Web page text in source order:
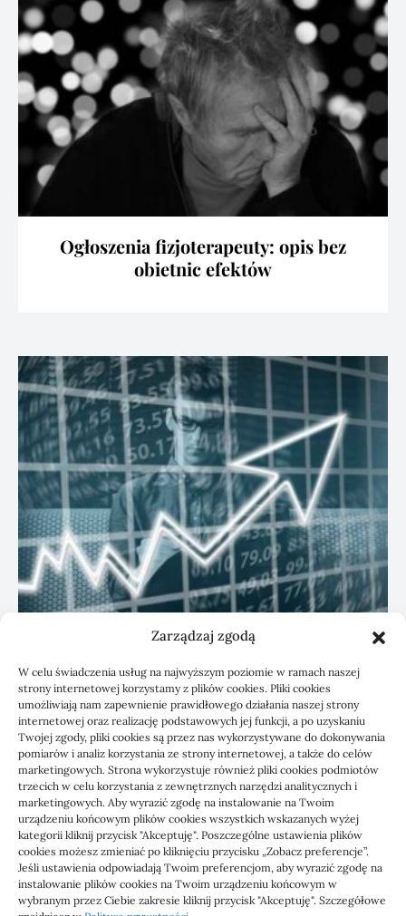
Zarządzaj zgodą
W celu świadczenia usług na najwyższym poziomie w ramach naszej
strony internetowej korzystamy z plików cookies. Pliki cookies
umożliwiają nam zapewnienie prawidłowego działania naszej strony
internetowej oraz realizację podstawowych jej funkcji, a po uzyskaniu
Twojej zgody, pliki cookies są przez nas wykorzystywane do dokonywania
pomiarów i analiz korzystania ze strony internetowej, a także do celów
marketingowych. Strona wykorzystuje również pliki cookies podmiotów
trzecich w celu korzystania z zewnętrznych narzędzi analitycznych i
marketingowych. Aby wyrazić zgodę na instalowanie na Twoim
urządzeniu końcowym plików cookies wszystkich wskazanych wyżej
kategorii kliknij przycisk "Akceptuję". Poszczególne ustawienia plików
cookies możesz zmieniać po kliknięciu przycisku „Zobacz preferencje”.
Jeśli ustawienia odpowiadają Twoim preferencjom, aby wyrazić zgodę na
instalowanie plików cookies na Twoim urządzeniu końcowym w
wybranym przez Ciebie zakresie kliknij przycisk "Akceptuję". Szczegółowe
Ogłoszenia fizjoterapeuty: opis bez
obietnic efektów
KSeF: przygotowanie sp. z o.o. z biurem
rachunkowym
1000 WIADOMOŚCI